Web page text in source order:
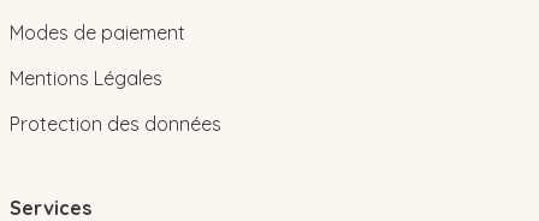
Modes de paiement
Mentions Légales
Protection des données
Services